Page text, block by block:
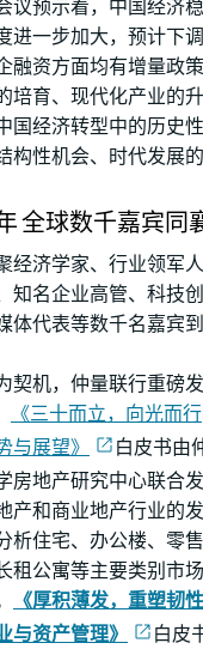
议预示着，中国经济稳
进一步加大，预计下
融资方面均有增量政
培育、现代化产业的
国经济转型中的历史性
构性机会、时代发展
全球数千嘉宾同
经济学家、行业领军
知名企业高管、科技
体代表等数千名嘉宾
契机，仲量联行重磅
《三十而立，向光而
与展望》
白皮书由
房地产研究中心联合
产和商业地产行业的
析住宅、办公楼、零售
租公寓等主要类别市
《厚积薄发，重塑韧
与资产管理》
白皮